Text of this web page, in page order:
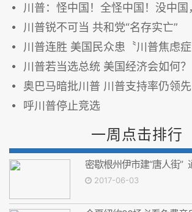
川普：怪中国！全怪中国！没中国，朝
川普锐不可当 共和党“名存实亡”
川普连胜 美国民众患〝川普焦虑
川普若当选总统 美国经济会如何？
奥巴马暗批川普 川普支持率仍领先
呼川普停止竞选
一周点击排行
密歇根州伊市建“唐人街”
2017-06-03